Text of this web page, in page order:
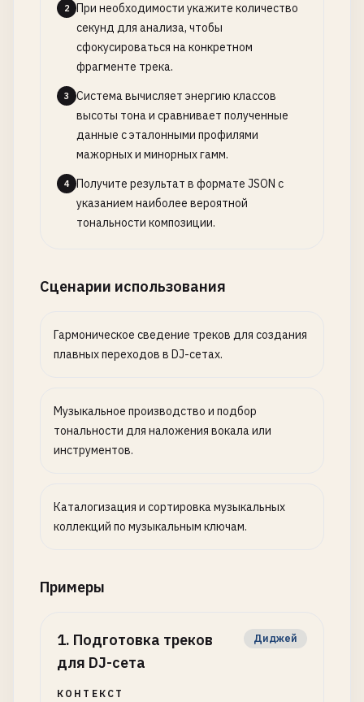
2
При необходимости укажите количество
секунд для анализа, чтобы
сфокусироваться на конкретном
фрагменте трека.
3
Система вычисляет энергию классов
высоты тона и сравнивает полученные
данные с эталонными профилями
мажорных и минорных гамм.
4
Получите результат в формате JSON с
указанием наиболее вероятной
тональности композиции.
Сценарии использования
Гармоническое сведение треков для создания
плавных переходов в DJ-сетах.
Музыкальное производство и подбор
тональности для наложения вокала или
инструментов.
Каталогизация и сортировка музыкальных
коллекций по музыкальным ключам.
Примеры
1. Подготовка треков
для DJ-сета
Диджей
КОНТЕКСТ